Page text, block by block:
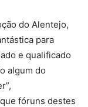
do Alentejo,
para
e qualificado
algum do
fóruns destes